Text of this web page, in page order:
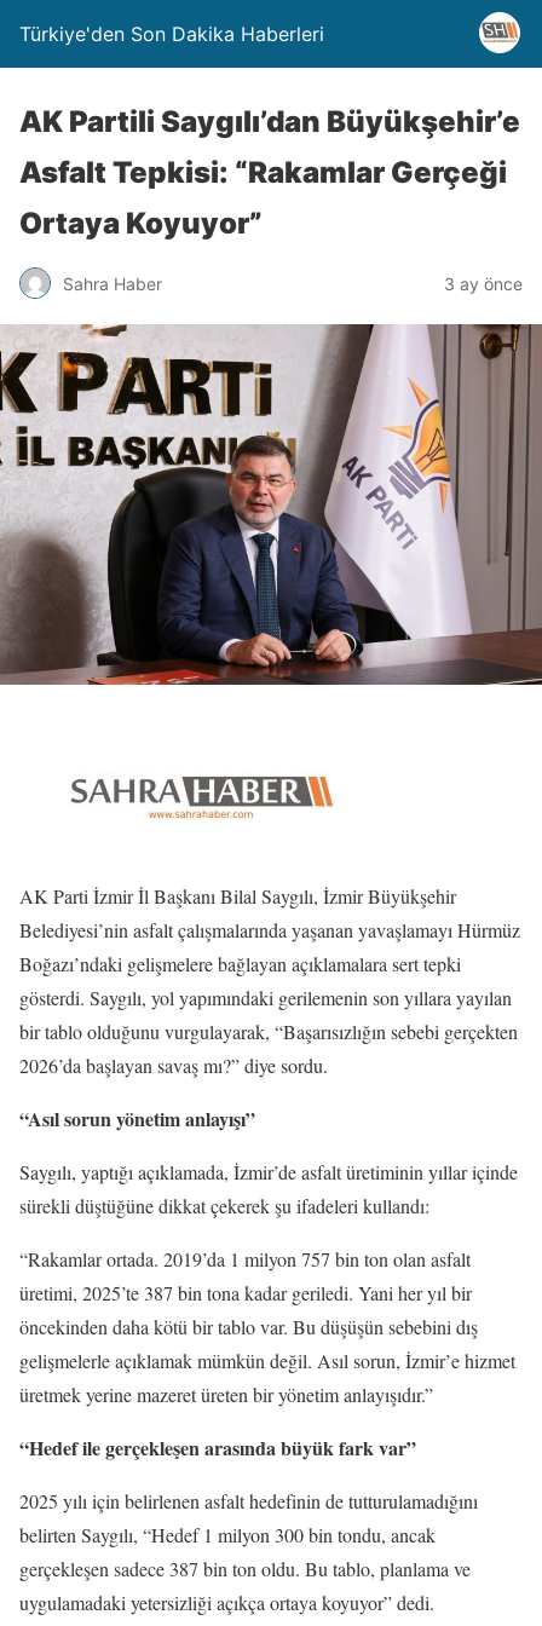
Türkiye'den Son Dakika Haberleri
AK Partili Saygılı’dan Büyükşehir’e
Asfalt Tepkisi: “Rakamlar Gerçeği
Ortaya Koyuyor”
Sahra Haber 3 ay önce
AK Parti İzmir İl Başkanı Bilal Saygılı, İzmir Büyükşehir
Belediyesi’nin asfalt çalışmalarında yaşanan yavaşlamayı Hürmüz
Boğazı’ndaki gelişmelere bağlayan açıklamalara sert tepki
gösterdi. Saygılı, yol yapımındaki gerilemenin son yıllara yayılan
bir tablo olduğunu vurgulayarak, “Başarısızlığın sebebi gerçekten
2026’da başlayan savaş mı?” diye sordu.
“Asıl sorun yönetim anlayışı”
Saygılı, yaptığı açıklamada, İzmir’de asfalt üretiminin yıllar içinde
sürekli düştüğüne dikkat çekerek şu ifadeleri kullandı:
“Rakamlar ortada. 2019’da 1 milyon 757 bin ton olan asfalt
üretimi, 2025’te 387 bin tona kadar geriledi. Yani her yıl bir
öncekinden daha kötü bir tablo var. Bu düşüşün sebebini dış
gelişmelerle açıklamak mümkün değil. Asıl sorun, İzmir’e hizmet
üretmek yerine mazeret üreten bir yönetim anlayışıdır.”
“Hedef ile gerçekleşen arasında büyük fark var”
2025 yılı için belirlenen asfalt hedefinin de tutturulamadığını
belirten Saygılı, “Hedef 1 milyon 300 bin tondu, ancak
gerçekleşen sadece 387 bin ton oldu. Bu tablo, planlama ve
uygulamadaki yetersizliği açıkça ortaya koyuyor” dedi.